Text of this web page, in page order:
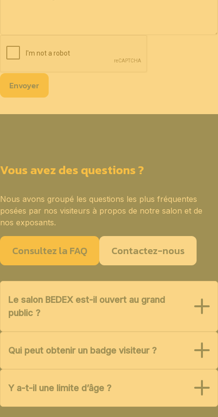
Envoyer
Vous avez des questions ?
Nous avons groupé les questions les plus fréquentes
posées par nos visiteurs à propos de notre salon et de
nos exposants.
Consultez la FAQ Contactez-nous
Le salon BEDEX est-il ouvert au grand
public ?
Qui peut obtenir un badge visiteur ?
Y a-t-il une limite d’âge ?